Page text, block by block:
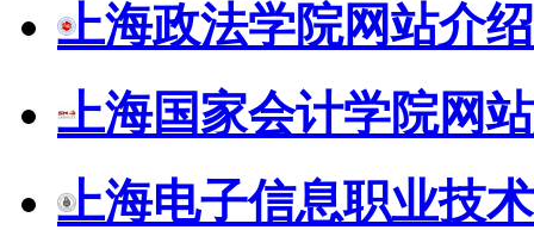
上海政法学院网站介绍
上海国家会计学院网
上海电子信息职业技